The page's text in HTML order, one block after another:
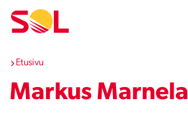
sisältöön
Etusivu
Markus Marnela